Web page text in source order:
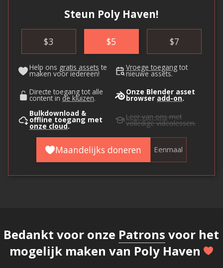
Steun Poly Haven!
$3 $5 $7
Help ons gratis assets te
maken voor iedereen!
Vroege toegang tot
nieuwe assets.
Directe toegang tot alle
content in de kluizen.
Onze Blender asset
browser add-on.
Bulkdownload &
offline toegang met
onze cloud.
Leer van onsmet
volledige videolessen.
Maandelijks doneren Eenmaal
Bedankt voor onze Patrons voor het
mogelijk maken van Poly Haven